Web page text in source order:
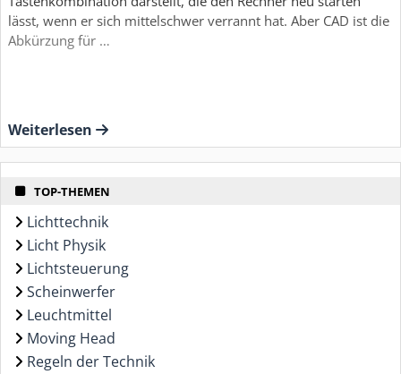
lässt, wenn er sich mittelschwer verrannt hat. Aber CAD ist die
Abkürzung für …
Weiterlesen
TOP-THEMEN
Lichttechnik
Licht Physik
Lichtsteuerung
Scheinwerfer
Leuchtmittel
Moving Head
Regeln der Technik